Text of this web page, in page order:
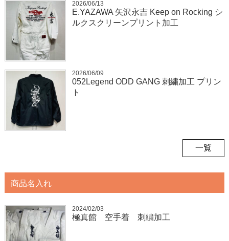
2026/06/13
E.YAZAWA 矢沢永吉 Keep on Rocking シ
ルクスクリーンプリント加工
2026/06/09
052Legend ODD GANG 刺繍加工 プリン
ト
一覧
商品名入れ
2024/02/03
極真館 空手着 刺繍加工